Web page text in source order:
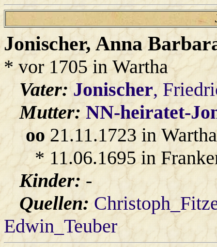
Jonischer, Anna
* vor 1705 in Wartha
Vater:Jonischer,
Mutter:NN-heiratet-
oo 21.11.1723 in
* 11.06.1695 in
Kinder:-
Quellen:
Edwin_Teuber